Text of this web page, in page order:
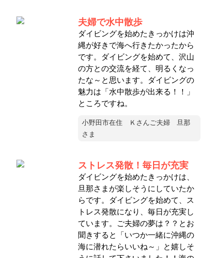
夫婦で水中散歩
ダイビングを始めたきっかけは沖
縄が好きで海へ行きたかったから
です。ダイビングを始めて、沢山
の方との交流を経て、明るくなっ
たな～と思います。ダイビングの
魅力は「水中散歩が出来る！！」
ところですね。
小野田市在住 Ｋさんご夫婦 旦那
さま
ストレス発散！毎日が充実
ダイビングを始めたきっかけは、
旦那さまが楽しそうにしていたか
らです。ダイビングを始めて、ス
トレス発散になり、毎日が充実し
ています。ご夫婦の夢は？？とお
聞きすると「いつか一緒に沖縄の
海に潜れたらいいね～」と嬉しそ